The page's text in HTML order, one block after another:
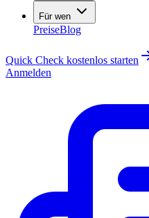
Für wen
PreiseBlog
Quick Check kostenlos starten
Anmelden